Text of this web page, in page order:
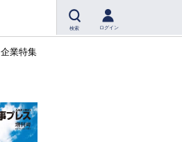
検索 ログイン
企業特集